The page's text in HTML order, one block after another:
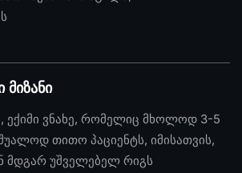
ექიმი ვნახე, რომელიც მხოლოდ 3-5
თითო პაციენტს, იმისათვის,
მდგარ უშველებელ რიგს